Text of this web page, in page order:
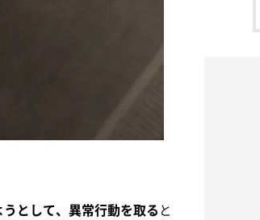
として、異常行動を取る と